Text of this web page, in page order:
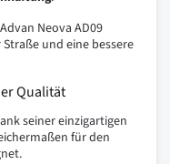
Neova AD09
und eine bessere
Qualität
seiner einzigartigen
für den